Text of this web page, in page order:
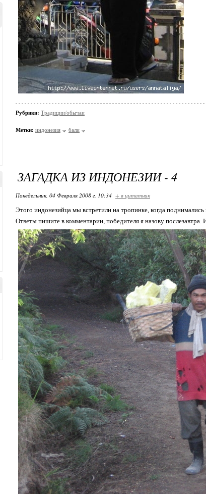
Рубрики: Традиции/обычаи
Метки: индонезия бали
ЗАГАДКА ИЗ ИНДОНЕЗИИ - 4
Понедельник, 04 Февраля 2008 г. 10:34 + в цитатник
Этого индонезийца мы встретили на тропинке, когда
Ответы пишите в комментарии, победителя я назову